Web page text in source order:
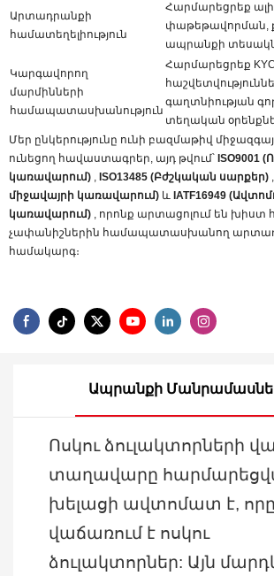
Արտադրանքի
համատեղելիություն
Հարմարեցրեք
փաթեթավորման,
ապրանքի
Կարգավորող
մարմինների
համապատասխանություն
Հարմարեցրեք
գաղտնիության
տեղական
Մեր ընկերությունը ունի բազմաթիվ
ունեցող հավաստագրեր, այդ թվում՝ ISO9001
կառավարում) , ISO13485 (Բժշկական սարքեր) ,
միջավայրի կառավարում) և IATF16949
կառավարում) , որոնք արտացոլում են
չափանիշներին համապատասխանող
համակարգ։
Ապրանքի
Ոսկու ձուլակտորների
տաղավարը
խելացի ավտոմատ է, որը
վաճառում է ոսկու
ձուլակտորներ: Այն